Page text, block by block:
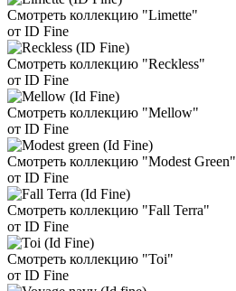
Смотреть коллекцию "Limette"
от ID Fine
Смотреть коллекцию "Reckless"
от ID Fine
Смотреть коллекцию "Mellow"
от ID Fine
Смотреть коллекцию "Modest Green"
от ID Fine
Смотреть коллекцию "Fall Terra"
от ID Fine
Смотреть коллекцию "Toi"
от ID Fine